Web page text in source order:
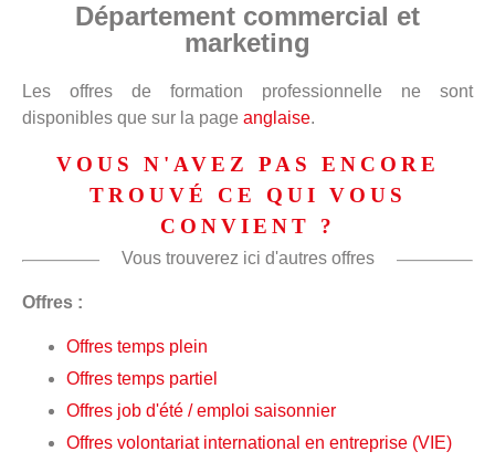
Département commercial et
marketing
Les offres de formation professionnelle ne sont
disponibles que sur la page anglaise.
VOUS N'AVEZ PAS ENCORE
TROUVÉ CE QUI VOUS
CONVIENT ?
Vous trouverez ici d'autres offres
Offres :
Offres temps plein
Offres temps partiel
Offres job d'été / emploi saisonnier
Offres volontariat international en entreprise (VIE)